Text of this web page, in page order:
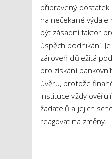
připravený dostatek
na nečekané výdaje
být zásadní faktor
úspěch podnikání.
zároveň důležitá
pro získání
úvěru, protože
instituce vždy
žadatelů a jejich
reagovat na změny.